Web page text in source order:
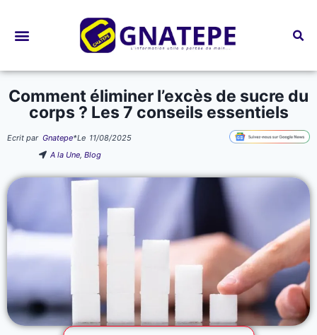
Comment éliminer l’excès de sucre du
corps ? Les 7 conseils essentiels
Ecrit par Gnatepe*Le 11/08/2025
A la Une,Blog